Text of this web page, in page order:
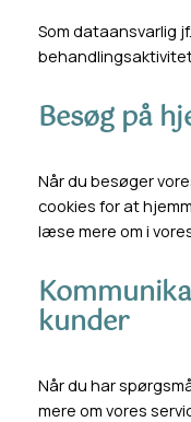
Som dataansvarlig
Besøg på
Når du besøger
cookies for at
læse mere om i
kunder
Når du har
mere om vores